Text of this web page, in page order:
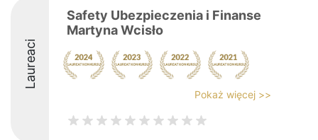
Laureaci
Safety Ubezpieczenia i Finanse
Martyna Wcisło
Pokaż więcej >>